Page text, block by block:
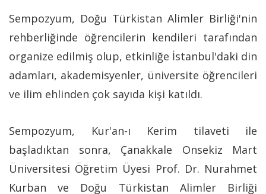
Sempozyum, Doğu Türkistan Alimler Birliği'nin
rehberliğinde öğrencilerin kendileri tarafından
organize edilmiş olup, etkinliğe İstanbul'daki din
adamları, akademisyenler, üniversite öğrencileri
ve ilim ehlinden çok sayıda kişi katıldı.
Sempozyum, Kur'an-ı Kerim tilaveti ile
başladıktan sonra, Çanakkale Onsekiz Mart
Üniversitesi Öğretim Üyesi Prof. Dr. Nurahmet
Kurban ve Doğu Türkistan Alimler Birliği